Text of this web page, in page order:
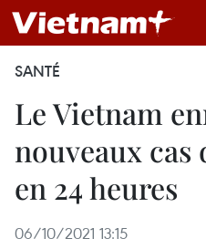
SANTÉ
Le Vietnam
nouveaux cas
en 24 heures
06/10/2021 13:15